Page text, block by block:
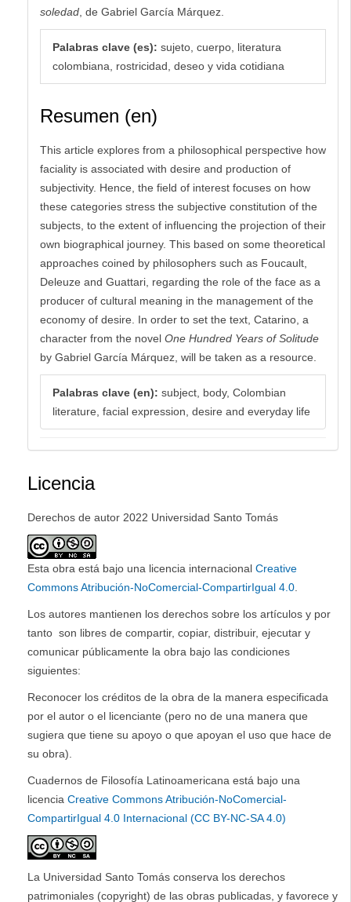
soledad , de Gabriel García Márquez.
Palabras clave (es): sujeto, cuerpo, literatura
colombiana, rostricidad, deseo y vida cotidiana
Resumen (en)
This article explores from a philosophical perspective how
faciality is associated with desire and production of
subjectivity. Hence, the field of interest focuses on how
these categories stress the subjective constitution of the
subjects, to the extent of influencing the projection of their
own biographical journey. This based on some theoretical
approaches coined by philosophers such as Foucault,
Deleuze and Guattari, regarding the role of the face as a
producer of cultural meaning in the management of the
economy of desire. In order to set the text, Catarino, a
character from the novel One Hundred Years of Solitude
by Gabriel García Márquez, will be taken as a resource.
Palabras clave (en): subject, body, Colombian
literature, facial expression, desire and everyday life
Licencia
Derechos de autor 2022 Universidad Santo Tomás
Esta obra está bajo una licencia internacional Creative
Commons Atribución-NoComercial-CompartirIgual 4.0
Los autores mantienen los derechos sobre los artículos y por
tanto son libres de compartir, copiar, distribuir, ejecutar y
comunicar públicamente la obra bajo las condiciones
siguientes:
Reconocer los créditos de la obra de la manera especificada
por el autor o el licenciante (pero no de una manera que
sugiera que tiene su apoyo o que apoyan el uso que hace de
su obra).
Cuadernos de Filosofía Latinoamericana está bajo una
licencia Creative Commons Atribución-NoComercial-
CompartirIgual 4.0 Internacional (CC BY-NC-SA 4.0)
La Universidad Santo Tomás conserva los derechos
patrimoniales (copyright) de las obras publicadas, y favorece y